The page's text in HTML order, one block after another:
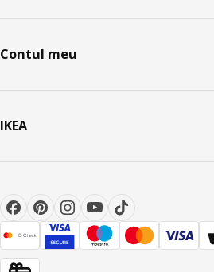
Contul meu
IKEA